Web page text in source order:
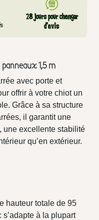
28 jours pour changer
d’avis
1,5 m
avec porte et
offrir à votre chiot un
Grâce à sa structure
il garantit une
une excellente stabilité
qu’en extérieur.
hauteur totale de 95
à la plupart